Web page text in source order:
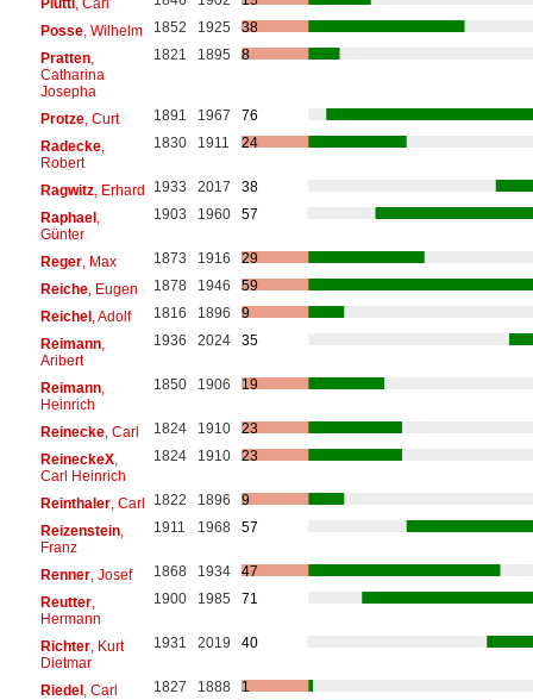
Posse, Wilhelm 1852 1925
38
Pratten,
Catharina
Josepha
1821 1895 8
Protze, Curt 1891 1967
76
Radecke,
Robert
1830 1911 24
Ragwitz, Erhard 1933 2017
38
Raphael,
Günter
1903 1960 57
Reger, Max 1873 1916
29
Reiche, Eugen 1878 1946
59
Reichel, Adolf 1816 1896
9
Reimann,
Aribert
1936 2024 35
Reimann,
Heinrich
1850 1906 19
Reinecke, Carl 1824 1910
23
ReineckeX,
Carl Heinrich
1824 1910 23
Reinthaler, Carl 1822 1896
9
Reizenstein,
Franz
1911 1968 57
Renner, Josef 1868 1934
47
Reutter,
Hermann
1900 1985 71
Richter, Kurt
Dietmar
1931 2019 40
Riedel, Carl 1827 1888
1